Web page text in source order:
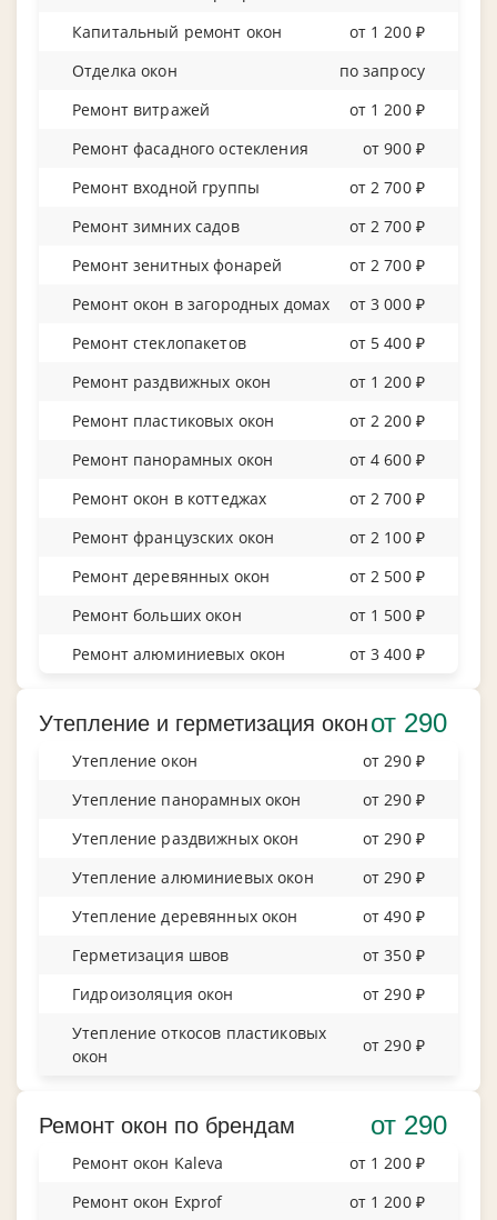
Капитальный ремонт окон
от 1 200 ₽
Отделка окон
по запросу
Ремонт витражей
от 1 200 ₽
Ремонт фасадного остекления
от 900 ₽
Ремонт входной группы
от 2 700 ₽
Ремонт зимних садов
от 2 700 ₽
Ремонт зенитных фонарей
от 2 700 ₽
Ремонт окон в загородных домах
от 3 000 ₽
Ремонт стеклопакетов
от 5 400 ₽
Ремонт раздвижных окон
от 1 200 ₽
Ремонт пластиковых окон
от 2 200 ₽
Ремонт панорамных окон
от 4 600 ₽
Ремонт окон в коттеджах
от 2 700 ₽
Ремонт французских окон
от 2 100 ₽
Ремонт деревянных окон
от 2 500 ₽
Ремонт больших окон
от 1 500 ₽
Ремонт алюминиевых окон
от 3 400 ₽
Утепление и герметизация оконот 290
Утепление окон
от 290 ₽
Утепление панорамных окон
от 290 ₽
Утепление раздвижных окон
от 290 ₽
Утепление алюминиевых окон
от 290 ₽
Утепление деревянных окон
от 490 ₽
Герметизация швов
от 350 ₽
Гидроизоляция окон
от 290 ₽
Утепление откосов пластиковых
окон
от 290 ₽
Ремонт окон по брендам от 290
Ремонт окон Kaleva
от 1 200 ₽
Ремонт окон Exprof
от 1 200 ₽